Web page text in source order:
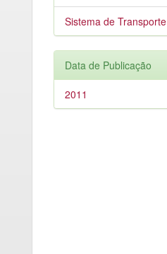
Sistema de Transporte
Data de Publicação
2011